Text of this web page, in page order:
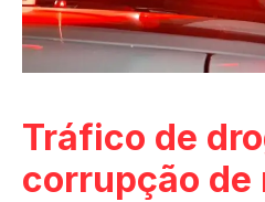
Tráfico de
corrupção de